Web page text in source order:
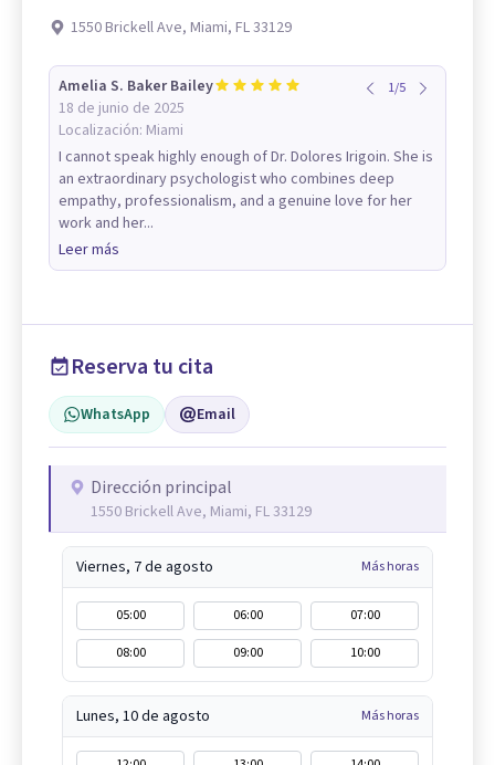
1550 Brickell Ave, Miami, FL 33129
Amelia S. Baker Bailey
18 de junio de 2025
Localización: Miami
1/5
I cannot speak highly enough of Dr. Dolores Irigoin. She is
an extraordinary psychologist who combines deep
empathy, professionalism, and a genuine love for her
work and her...
Leer más
Reserva tu cita
WhatsApp Email
Dirección principal
1550 Brickell Ave, Miami, FL 33129
Viernes, 7 de agosto Más horas
05:00 06:00
07:00
08:00
09:00 10:00
Lunes, 10 de agosto Más horas